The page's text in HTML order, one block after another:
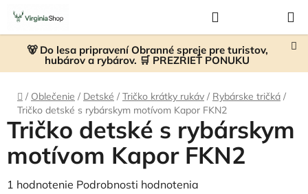
Prejsť
obsah
🐻 Do lesa pripravení Obranné spreje pre turistov,
hubárov a rybárov. 🛒 PREZRIEŤ PONUKU
KOŠÍK
Domov
/ Oblečenie / Detské / Tričko krátky rukáv / Rybárske tričká /
Tričko detské s rybárskym motívom Kapor FKN2
Tričko detské s rybárskym
motívom Kapor FKN2
Priemerné
1 hodnotenie Podrobnosti hodnotenia